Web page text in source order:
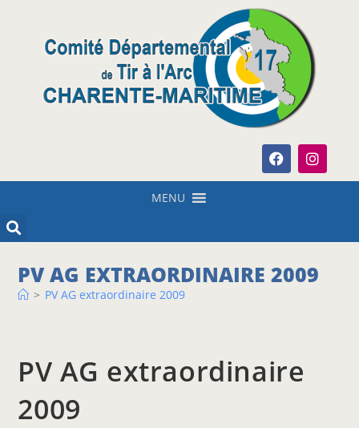
MENU
PV AG EXTRAORDINAIRE 2009
> PV AG extraordinaire 2009
PV AG extraordinaire
2009